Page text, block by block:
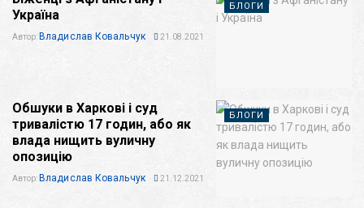
БЛОГИ
Україна
Автор: Владислав Ковальчук 21.08.2021
БЛОГИ
Обшуки в Харкові і суд
тривалістю 17 годин, або як
влада нищить вуличну
опозицію
Автор:Владислав Ковальчук 21.12.2021